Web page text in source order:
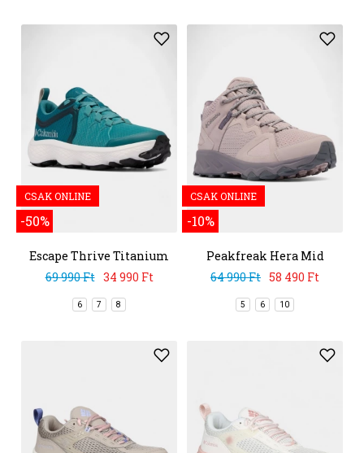
CSAK ONLINE
-50%
Escape Thrive Titanium
69 990 Ft 34 990 Ft
6 7 8
CSAK ONLINE
-10%
Peakfreak Hera Mid
Outdry
64 990 Ft 58 490 Ft
5 6 10